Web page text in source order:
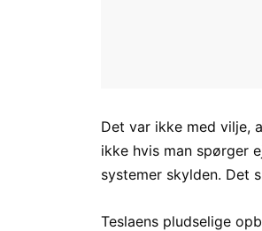
Det var ikke med vilje,
ikke hvis man spørger
systemer skylden. Det
Teslaens pludselige